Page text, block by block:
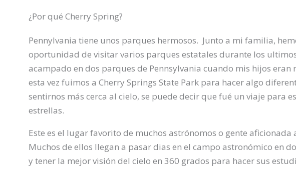
¿Por qué Cherry Spring?
Pennylvania tiene unos parques hermosos. Junto a mi familia,
oportunidad de visitar varios parques estatales durante los
acampado en dos parques de Pennsylvania cuando mis hijos eran
esta vez fuimos a Cherry Springs State Park para hacer algo
sentirnos más cerca al cielo, se puede decir que fué un viaje para
estrellas.
Este es el lugar favorito de muchos astrónomos o gente aficionada
Muchos de ellos llegan a pasar dias en el campo astronómico en
y tener la mejor visión del cielo en 360 grados para hacer sus